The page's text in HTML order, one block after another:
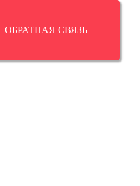
ОБРАТНАЯ СВЯЗЬ